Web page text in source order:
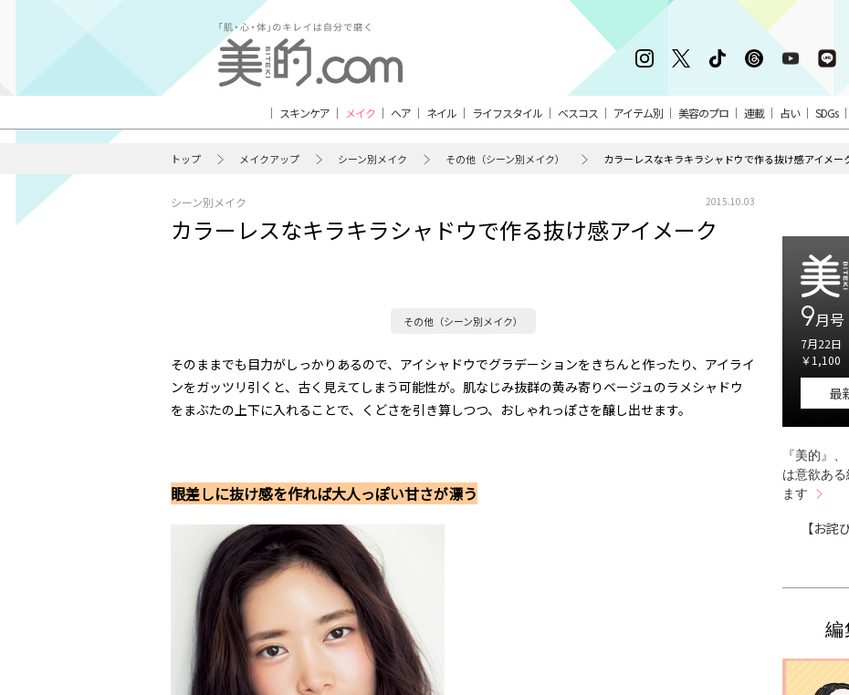
スキンケア メイク ヘア ネイル ライフスタイル ベスコス アイテム別 美容のプロ 連載 占い SDGs
トップ メイクアップ シーン別メイク その他（シーン別メイク） カラーレスなキラキラシャドウで作る抜け感アイメー
シーン別メイク 2015.10.03
カラーレスなキラキラシャドウで作る抜け感アイメーク
その他（シーン別メイク）
そのままでも目力がしっかりあるので、アイシャドウでグラデーションをきちんと作ったり、アイライ
ンをガッツリ引くと、古く見えてしまう可能性が。肌なじみ抜群の黄み寄りベージュのラメシャドウ
をまぶたの上下に入れることで、くどさを引き算しつつ、おしゃれっぽさを醸し出せます。
眼差しに抜け感を作れば大人っぽい甘さが漂う
9月号
7月22日
￥1,100
最
『美的』
は意欲あ
ます
【お詫
編